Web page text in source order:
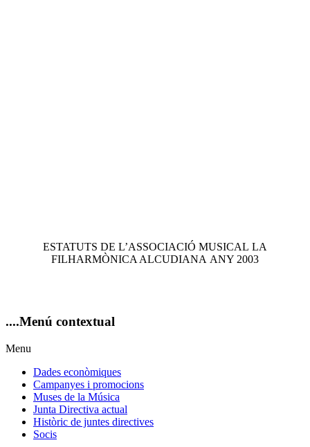
ESTATUTS DE L’ASSOCIACIÓ MUSICAL LA
FILHARMÒNICA ALCUDIANA ANY 2003
....Menú contextual
Menu
Dades econòmiques
Campanyes i promocions
Muses de la Música
Junta Directiva actual
Històric de juntes directives
Socis